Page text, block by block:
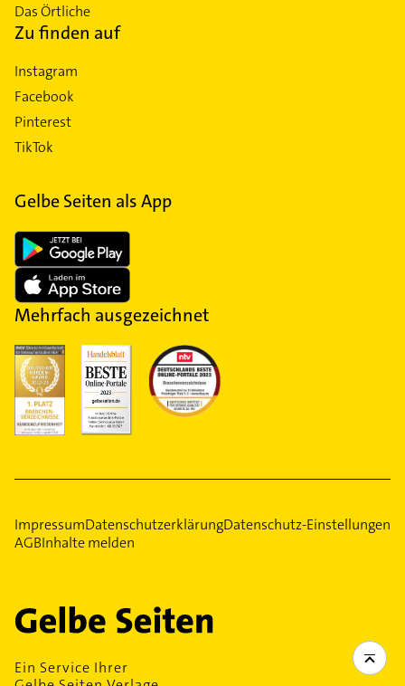
Das Örtliche
Zu finden auf
Instagram
Facebook
Pinterest
TikTok
Gelbe Seiten als App
Mehrfach ausgezeichnet
ImpressumDatenschutzerklärungDatenschutz-Einstellungen
AGBInhalte melden
Ein Service Ihrer